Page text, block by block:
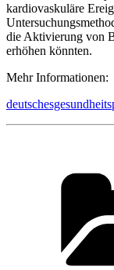
kardiovaskuläre
die Aktivierung von
erhöhen könnten.
Mehr Informationen: